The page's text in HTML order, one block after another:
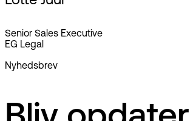
Senior Sales Executive
EG Legal
Nyhedsbrev